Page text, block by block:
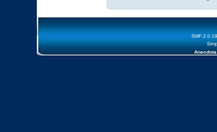
SMF 2.0.19
Anecdota